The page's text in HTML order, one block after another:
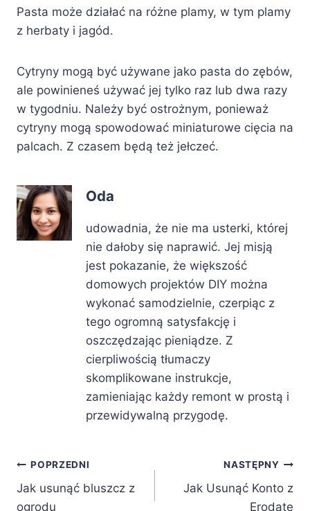
Pasta może działać na różne plamy, w tym plamy
z herbaty i jagód.
Cytryny mogą być używane jako pasta do zębów,
ale powinieneś używać jej tylko raz lub dwa razy
w tygodniu. Należy być ostrożnym, ponieważ
cytryny mogą spowodować miniaturowe cięcia na
palcach. Z czasem będą też jełczeć.
Oda
udowadnia, że nie ma usterki, której
nie dałoby się naprawić. Jej misją
jest pokazanie, że większość
domowych projektów DIY można
wykonać samodzielnie, czerpiąc z
tego ogromną satysfakcję i
oszczędzając pieniądze. Z
cierpliwością tłumaczy
skomplikowane instrukcje,
zamieniając każdy remont w prostą i
przewidywalną przygodę.
Nawigacja
wpisu
POPRZEDNI
Jak usunąć bluszcz z
ogrodu
NASTĘPNY
Jak Usunąć Konto z
Erodate